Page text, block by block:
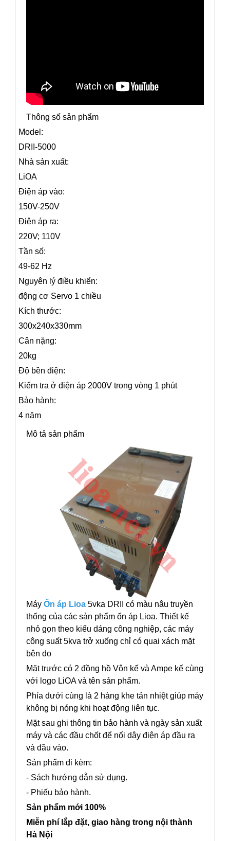
Thông số sản phẩm
Model:
DRII-5000
Nhà sản xuất:
LiOA
Điện áp vào:
150V-250V
Điện áp ra:
220V; 110V
Tần số:
49-62 Hz
Nguyên lý điều khiển:
động cơ Servo 1 chiều
Kích thước:
300x240x330mm
Cân nặng:
20kg
Độ bền điện:
Kiểm tra ở điện áp 2000V trong vòng 1 phút
Bảo hành:
4 năm
Mô tả sản phẩm
Máy Ổn áp Lioa 5vka DRII có màu nâu truyền
thống của các sản phẩm ổn áp Lioa. Thiết kế
nhỏ gọn theo kiểu dáng công nghiệp, các máy
công suất 5kva trở xuống chỉ có quai xách mặt
bên do
Mặt trước có 2 đồng hồ Vôn kế và Ampe kế cùng
với logo LiOA và tên sản phẩm.
Phía dưới cùng là 2 hàng khe tản nhiệt giúp máy
không bị nóng khi hoạt động liên tục.
Mặt sau ghi thông tin bảo hành và ngày sản xuất
máy và các đầu chốt để nối dây điện áp đầu ra
và đầu vào.
Sản phẩm đi kèm:
- Sách hướng dẫn sử dụng.
- Phiếu bảo hành.
Sản phẩm mới 100%
Miễn phí lắp đặt, giao hàng trong nội thành
Hà Nội